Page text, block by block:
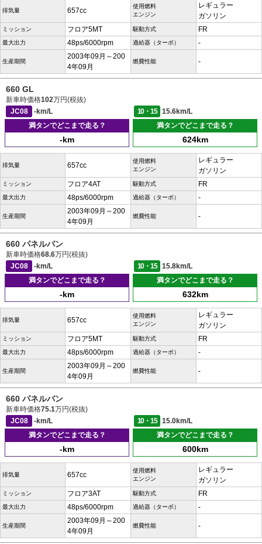
排気量 657cc
使用燃料
エンジン
レギュラー
ガソリン
ミッション フロア5MT 駆動方式 FR
最大出力 48ps/6000rpm 過給器（ターボ） -
生産期間
2003年09月～200
4年09月
燃費性能 -
660 GL
新車時価格102万円(税抜)
JC08
-km/L 10・15
15.6km/L
満タンでどこまで走る？
-km
満タンでどこまで走る？
624km
排気量 657cc
使用燃料
エンジン
レギュラー
ガソリン
ミッション フロア4AT 駆動方式 FR
最大出力 48ps/6000rpm 過給器（ターボ） -
生産期間
2003年09月～200
4年09月
燃費性能 -
660 パネルバン
新車時価格68.6万円(税抜)
JC08
-km/L 10・15
15.8km/L
満タンでどこまで走る？
-km
満タンでどこまで走る？
632km
排気量 657cc
使用燃料
エンジン
レギュラー
ガソリン
ミッション フロア5MT 駆動方式 FR
最大出力 48ps/6000rpm 過給器（ターボ） -
生産期間
2003年09月～200
4年09月
燃費性能 -
660 パネルバン
新車時価格75.1万円(税抜)
JC08
-km/L 10・15
15.0km/L
満タンでどこまで走る？
-km
満タンでどこまで走る？
600km
排気量 657cc
使用燃料
エンジン
レギュラー
ガソリン
ミッション フロア3AT 駆動方式 FR
最大出力 48ps/6000rpm 過給器（ターボ） -
生産期間
2003年09月～200
4年09月
燃費性能 -